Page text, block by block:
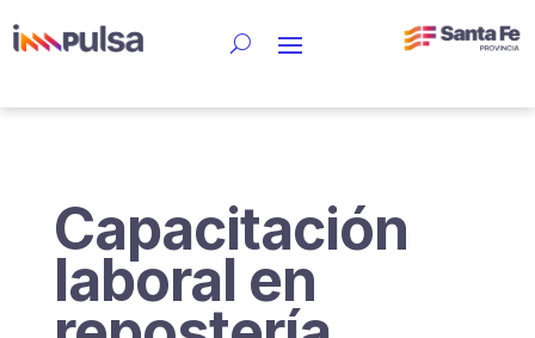
Capacitación
laboral en